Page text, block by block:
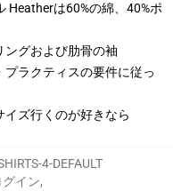
Heatherは60%の綿、40%ポ
ングおよび肋骨の袖
ラクティスの要件に従っ
ズ行くのが好きなら
4-DEFAULT
イン,